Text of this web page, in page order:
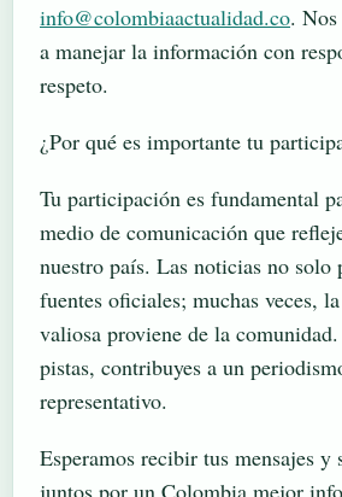
info@colombiaactualidad.co.
a manejar la información con
respeto.
¿Por qué es importante tu
Tu participación es fundamental
medio de comunicación que
nuestro país. Las noticias no solo
fuentes oficiales; muchas veces,
valiosa proviene de la
pistas, contribuyes a un
representativo.
Esperamos recibir tus mensajes y
juntos por un Colombia mejor